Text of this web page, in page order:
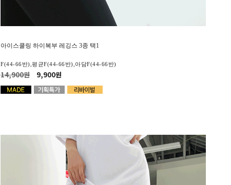
아이스쿨링 하이복부 레깅스 3종 택1
F(44-66반),평균F(44-66반),아담F(44-66반)
14,900원 9,900원